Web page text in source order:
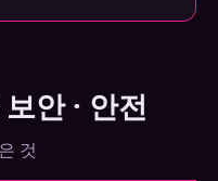
안 · 안전
것